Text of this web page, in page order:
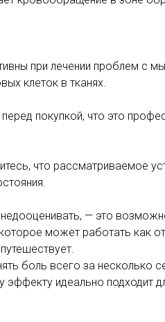
при лечении проблем с
клеток в тканях.
покупкой, что это
что рассматриваемое
— это
может работать как от
боль всего за несколько
идеально подходит